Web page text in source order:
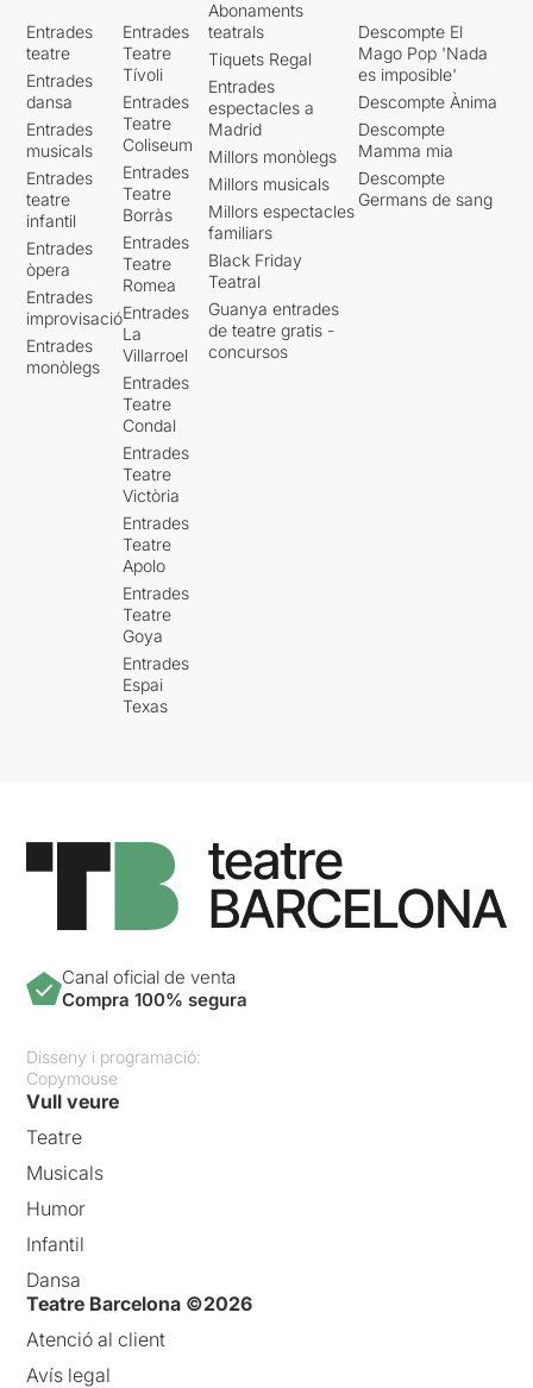
temporada de la Sala
Hiroshima que promet
moltes més propostes
estimulants.
Entrades
teatre
Entrades
dansa
Entrades
musicals
Entrades
teatre
infantil
Entrades
òpera
Entrades
improvisació
Entrades
monòlegs
Entrades
Teatre
Tívoli
Entrades
Teatre
Coliseum
Entrades
Teatre
Borràs
Entrades
Teatre
Romea
Entrades
La
Villarroel
Entrades
Teatre
Condal
Entrades
Teatre
Victòria
Entrades
Teatre
Apolo
Entrades
Teatre
Goya
Entrades
Espai
Texas
Abonaments
teatrals
Tiquets Regal
Entrades
espectacles a
Madrid
Millors monòlegs
Millors musicals
Millors espectacles
familiars
Black Friday
Teatral
Guanya entrades
de teatre gratis -
concursos
Descompte El
Mago Pop 'Nada
es imposible'
Descompte Ànima
Descompte
Mamma mia
Descompte
Germans de sang
Canal oficial de venta
Compra 100% segura
Disseny i programació:
Copymouse
Vull veure
Teatre
Musicals
Humor
Infantil
Dansa
Teatre Barcelona ©2026
Atenció al client
Avís legal